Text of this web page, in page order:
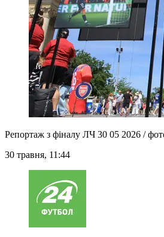
Репортаж з фіналу ЛЧ 30 05 2026 /
30 травня, 11:44